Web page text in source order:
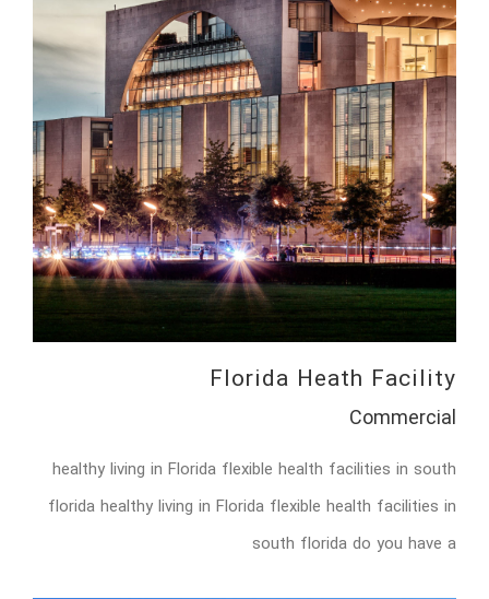
Florida Heath Facility
Commercial
healthy living in Florida flexible health facilities in south
florida healthy living in Florida flexible health facilities in
south florida do you have a